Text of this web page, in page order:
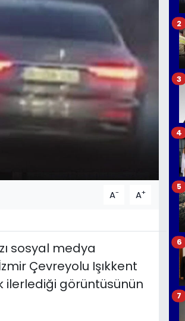
A- A+
sosyal medya
Çevreyolu Işıkkent
görüntüsünün
2
3
4
5
6
7